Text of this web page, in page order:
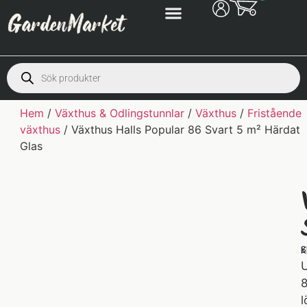
Hem /Växthus & Odlingstunnlar /Växthus / Fristående
växthus / Växthus Halls Popular 86 Svart 5 m² Härdat
Glas